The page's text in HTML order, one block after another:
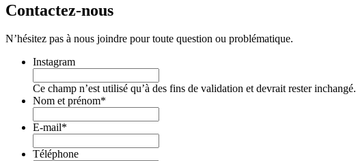
Contactez-nous
N’hésitez pas à nous joindre pour toute question ou problématique.
Instagram
Ce champ n’est utilisé qu’à des fins de validation et devrait rester inchangé.
Nom et prénom*
E-mail*
Téléphone